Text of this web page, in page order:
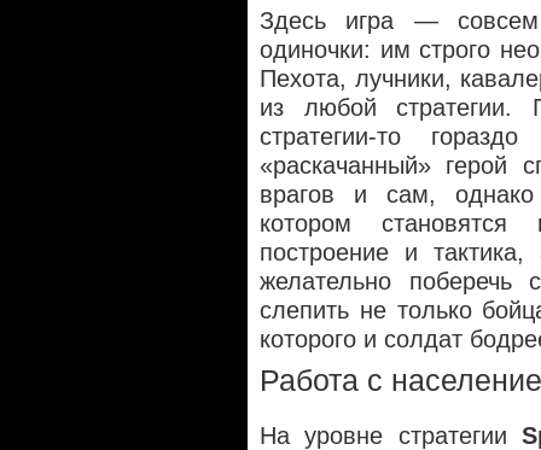
Здесь игра —
одиночки: им строго
Пехота, лучники,
из любой
стратегии-то
«раскачанный» герой
врагов и сам,
котором
построение и
желательно
слепить не только
которого и солдат
Работа с
На уровне стратегии